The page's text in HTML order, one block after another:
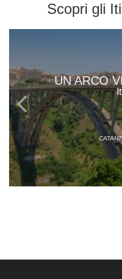
Scopri gli
UN ARCO